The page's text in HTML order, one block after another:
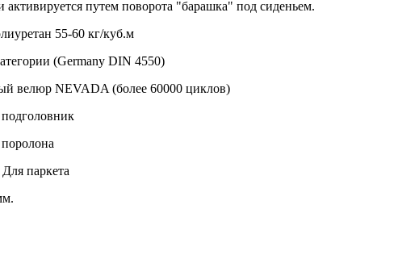
путем поворота "барашка" под сиденьем.
55-60 кг/куб.м
(Germany DIN 4550)
велюр NEVADA (более 60000 циклов)
паркета